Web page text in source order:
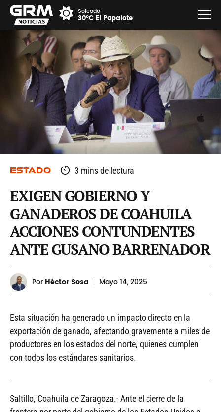
Soleado
30°C El Papalote
ESTADO 3 mins de lectura
EXIGEN GOBIERNO Y
GANADEROS DE COAHUILA
ACCIONES CONTUNDENTES
ANTE GUSANO BARRENADOR
Por Héctor Sosa Mayo14, 2025
Esta situación ha generado un impacto directo en la
exportación de ganado, afectando gravemente a miles de
productores en los estados del norte, quienes cumplen
con todos los estándares sanitarios.
Saltillo, Coahuila de Zaragoza.- Ante el cierre de la